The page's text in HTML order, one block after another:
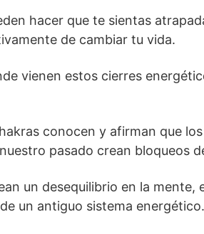
hacer que te sientas
de cambiar tu vida.
vienen estos cierres
conocen y afirman que
pasado crean bloqueos
un desequilibrio en la
un antiguo sistema energético.